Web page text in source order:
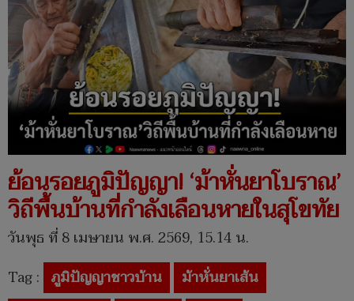
ย้อนรอยภูมิปัญญา! ‘ม้าหั่นยาโบราณ’
วิถีพื้นบ้านที่กำลังเลือนหายในสุโขทัย
วันพุธ ที่ 8 เมษายน พ.ศ. 2569, 15.14 น.
Tag : ภูมิปัญญาชาวบ้าน
ม้าหั่นยาเส้น